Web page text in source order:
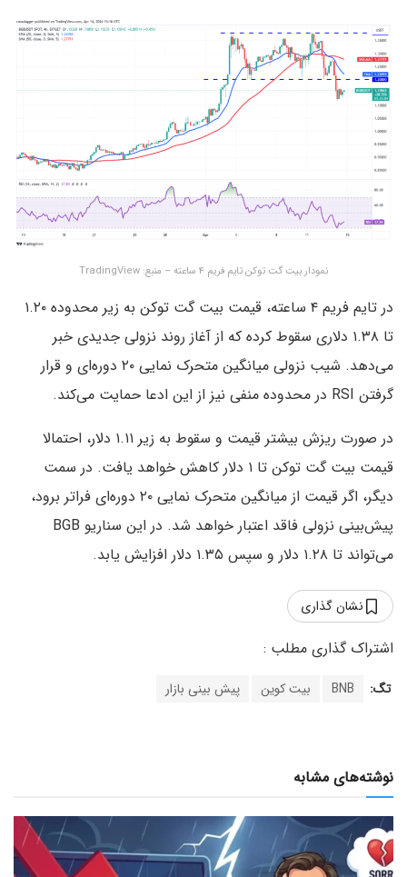
نمودار بیت گت توکن تایم فریم ۴ ساعته – منبع: TradingView
در تایم فریم ۴ ساعته، قیمت بیت گت توکن به زیر محدوده ۱.۲۰
تا ۱.۳۸ دلاری سقوط کرده که از آغاز روند نزولی جدیدی خبر
می‌دهد. شیب نزولی میانگین متحرک نمایی ۲۰ دوره‌ای و قرار
گرفتن RSI در محدوده منفی نیز از این ادعا حمایت می‌کند.
در صورت ریزش بیشتر قیمت و سقوط به زیر ۱.۱۱ دلار، احتمالا
قیمت بیت گت توکن تا ۱ دلار کاهش خواهد یافت. در سمت
دیگر، اگر قیمت از میانگین متحرک نمایی ۲۰ دوره‌ای فراتر برود،
پیش‌بینی نزولی فاقد اعتبار خواهد شد. در این سناریو BGB
می‌تواند تا ۱.۲۸ دلار و سپس ۱.۳۵ دلار افزایش یابد.
نشان گذاری
تگ: BNB بیت کوین پیش بینی بازار
نوشته‌های مشابه